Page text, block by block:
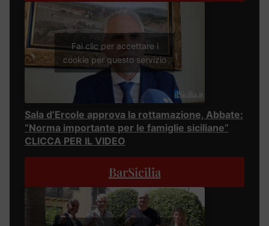
Fai clic per accettare i
cookie per questo servizio
Sala d’Ercole approva la rottamazione, Abbate:
“Norma importante per le famiglie siciliane”
CLICCA PER IL VIDEO
BarSicilia